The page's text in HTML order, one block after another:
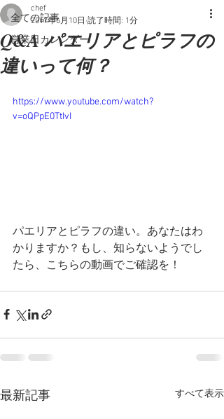
全ての記事
営業日カレンダー
Q&A パエリアとピラフの
違いって何？
chef
2017年6月10日 読了時間: 1分
https://www.youtube.com/watch?
v=oQPpE0TtIvI
パエリアとピラフの違い。あなたはわ
かりますか？もし、知らないようでし
たら、こちらの動画でご確認を！
最新記事 すべて表示